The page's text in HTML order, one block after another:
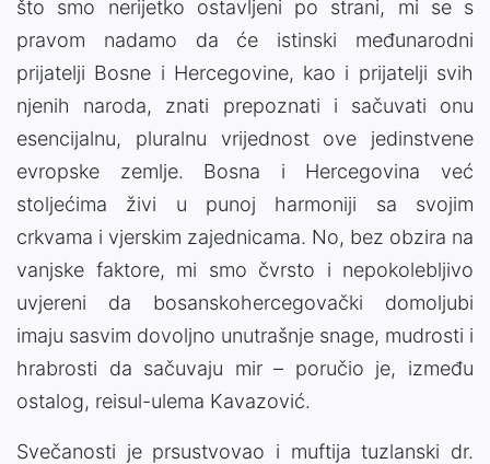
što smo nerijetko ostavljeni po strani, mi se s
pravom nadamo da će istinski međunarodni
prijatelji Bosne i Hercegovine, kao i prijatelji svih
njenih naroda, znati prepoznati i sačuvati onu
esencijalnu, pluralnu vrijednost ove jedinstvene
evropske zemlje. Bosna i Hercegovina već
stoljećima živi u punoj harmoniji sa svojim
crkvama i vjerskim zajednicama. No, bez obzira na
vanjske faktore, mi smo čvrsto i nepokolebljivo
uvjereni da bosanskohercegovački domoljubi
imaju sasvim dovoljno unutrašnje snage, mudrosti i
hrabrosti da sačuvaju mir – poručio je, između
ostalog, reisul-ulema Kavazović.
Svečanosti je prsustvovao i muftija tuzlanski dr.